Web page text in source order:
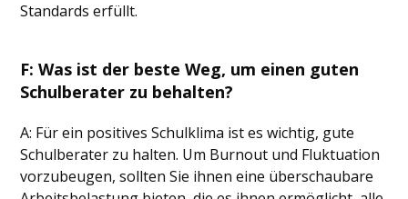
Standards erfüllt.
F: Was ist der beste Weg, um einen guten
Schulberater zu behalten?
A: Für ein positives Schulklima ist es wichtig, gute
Schulberater zu halten. Um Burnout und Fluktuation
vorzubeugen, sollten Sie ihnen eine überschaubare